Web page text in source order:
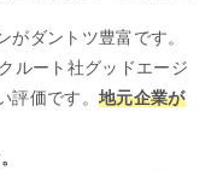
ダントツ豊富です。
ルート社グッドエージ
評価です。地元企業が